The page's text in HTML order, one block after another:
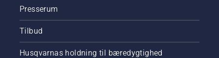
Presserum
Tilbud
Husqvarnas holdning til bæredygtighed